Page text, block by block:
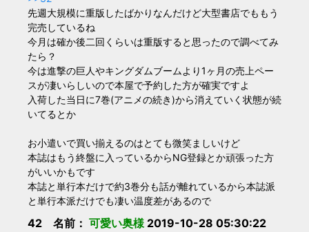
先週大規模に重版したばかりなんだけど大型書店でももう
完売しているね
今月は確か後二回くらいは重版すると思ったので調べてみ
たら？
今は進撃の巨人やキングダムブームより1ヶ月の売上ペー
スが凄いらしいので本屋で予約した方が確実ですよ
入荷した当日に7巻(アニメの続き)から消えていく状態が続
いてるとか
お小遣いで買い揃えるのはとても微笑ましいけど
本誌はもう終盤に入っているからNG登録とか頑張った方
がいいかもです
本誌と単行本だけで約3巻分も話が離れているから本誌派
と単行本派だけでも凄い温度差があるので
42 名前： 可愛い奥様2019-10-28 05:30:22